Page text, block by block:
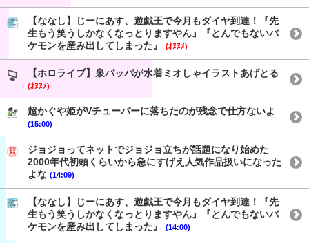
【ななし】じーにあす、遊戯王で今月もダイヤ到達！『先
生もう笑うしかなくなっとりますやん』『とんでもないバ
ケモンを産み出してしまった』
(ｵﾇﾇﾒ)
【ホロライブ】泉パッパが水着ミオしゃイラストあげとる
(ｵﾇﾇﾒ)
超かぐや姫がVチューバーに落ちたのが残念で仕方ないよ
(15:00)
ジョジョってネットでジョジョ立ちが話題になり始めた
2000年代初頭くらいから急にすげえ人気作品扱いになった
よな (14:09)
【ななし】じーにあす、遊戯王で今月もダイヤ到達！『先
生もう笑うしかなくなっとりますやん』『とんでもないバ
ケモンを産み出してしまった』
(14:00)